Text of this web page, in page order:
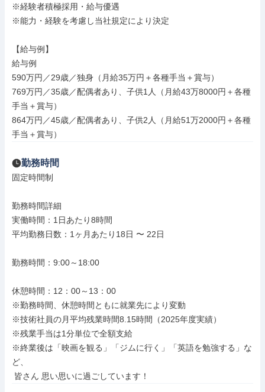
※経験者積極採用・給与優遇
※能力・経験を考慮し当社規定により決定
【給与例】
給与例
590万円／29歳／独身（月給35万円＋各種手当＋賞与）
769万円／35歳／配偶者あり、子供1人（月給43万8000円＋各種
手当＋賞与）
864万円／45歳／配偶者あり、子供2人（月給51万2000円＋各種
手当＋賞与）
勤務時間
固定時間制
勤務時間詳細
実働時間：1日あたり8時間
平均勤務日数：1ヶ月あたり18日 〜 22日
勤務時間：9:00～18:00
休憩時間：12：00～13：00
※勤務時間、休憩時間ともに就業先により変動
※技術社員の月平均残業時間8.15時間（2025年度実績）
※残業手当は1分単位で全額支給
※終業後は「映画を観る」「ジムに行く」「英語を勉強する」な
ど、
皆さん 思い思いに過ごしています！